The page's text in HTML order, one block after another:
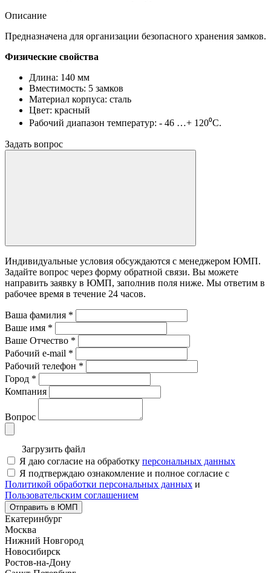
Описание
Предназначена для организации безопасного хранения замков.
Физические свойства
Длина: 140 мм
Вместимость: 5 замков
Материал корпуса: сталь
Цвет: красный
Рабочий диапазон температур: - 46 …+ 120⁰С.
Задать вопрос
Индивидуальные условия обсуждаются с менеджером ЮМП.
Задайте вопрос через форму обратной связи. Вы можете
направить заявку в ЮМП, заполнив поля ниже. Mы ответим в
рабочее время в течение 24 часов.
Ваша фамилия *
Ваше имя *
Ваше Отчество *
Рабочий e-mail *
Рабочий телефон *
Город *
Компания
Вопрос
Загрузить файл
Я даю согласие на обработку персональных данных
Я подтверждаю ознакомление и полное согласие с
Политикой обработки персональных данных и
Пользовательским соглашением
Отправить в ЮМП
Екатеринбург
Москва
Нижний Новгород
Новосибирск
Ростов-на-Дону